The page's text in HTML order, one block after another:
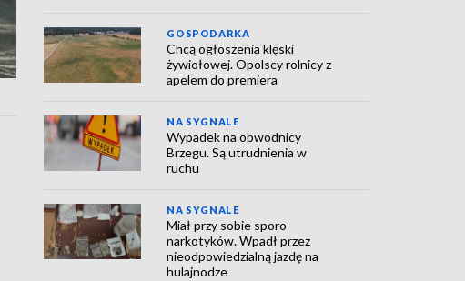
GOSPODARKA
Chcą ogłoszenia klęski
żywiołowej. Opolscy rolnicy z
apelem do premiera
NA SYGNALE
Wypadek na obwodnicy
Brzegu. Są utrudnienia w
ruchu
NA SYGNALE
Miał przy sobie sporo
narkotyków. Wpadł przez
nieodpowiedzialną jazdę na
hulajnodze